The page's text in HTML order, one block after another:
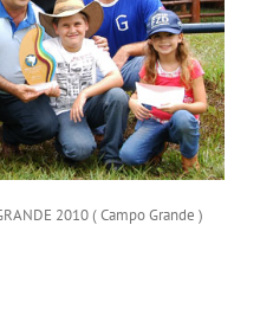
2010 ( Campo Grande )